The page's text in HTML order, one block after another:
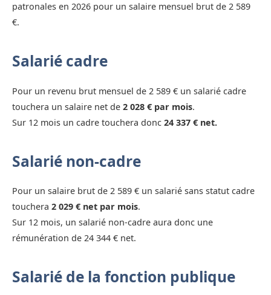
patronales en 2026 pour un salaire mensuel brut de 2 589
€.
Salarié cadre
Pour un revenu brut mensuel de 2 589 € un salarié cadre
touchera un salaire net de 2 028 € par mois.
Sur 12 mois un cadre touchera donc 24 337 € net.
Salarié non-cadre
Pour un salaire brut de 2 589 € un salarié sans statut cadre
touchera 2 029 € net par mois.
Sur 12 mois, un salarié non-cadre aura donc une
rémunération de 24 344 € net.
Salarié de la fonction publique